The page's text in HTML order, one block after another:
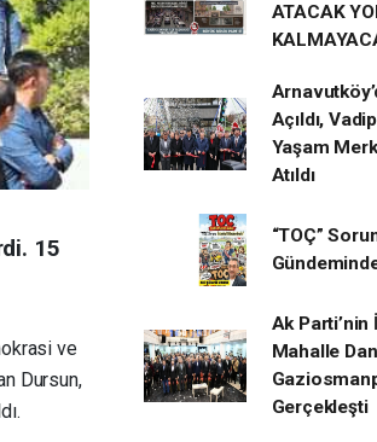
15
ve
Dursun,
ATACAK
Açıldı,
Yaşam
Atıldı
“TOÇ”
Ak Parti’nin
Mahalle
Gerçekleşti